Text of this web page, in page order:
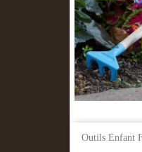
Outils Enfant